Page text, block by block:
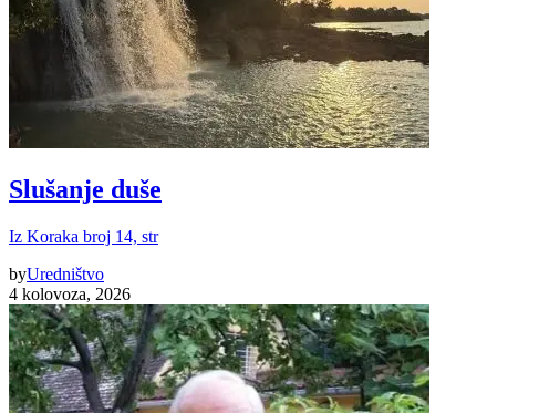
Slušanje duše
Iz Koraka broj 14, str
byUredništvo
4 kolovoza, 2026